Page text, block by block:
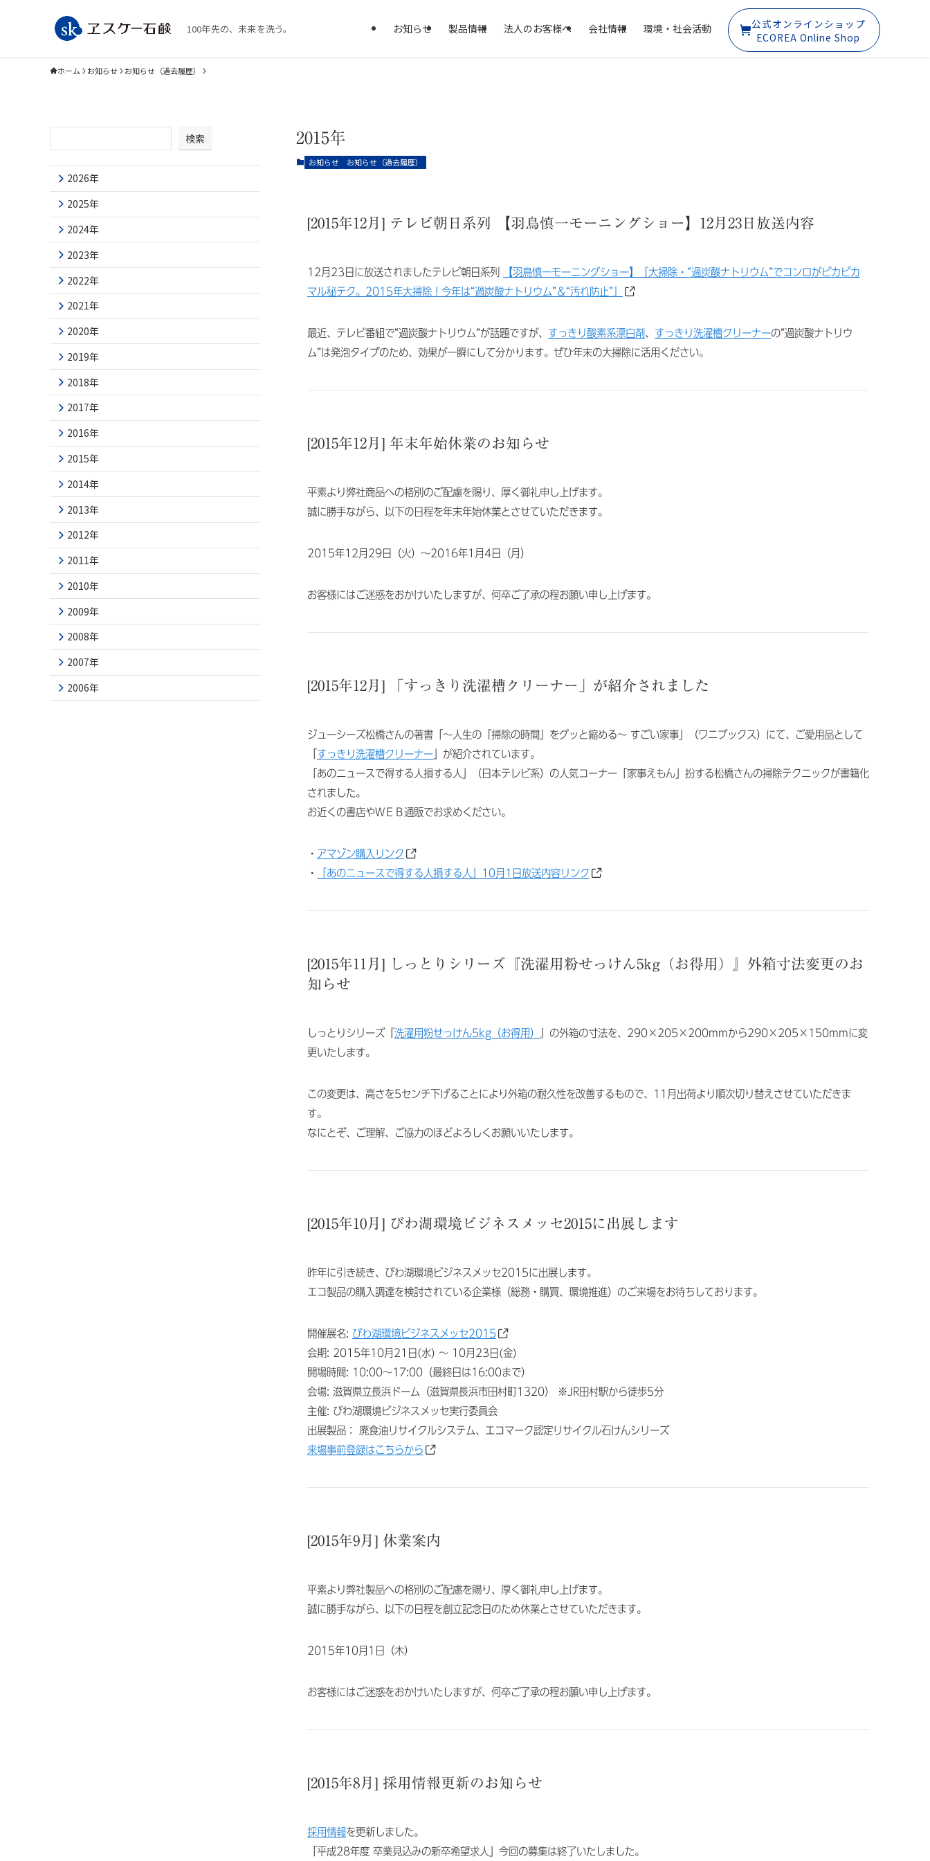
100年先の、未来を洗う。 お知らせ 製品情報 法人のお客様へ 会社情報 環境・社会活動
公式オンラインショップ
ECOREA Online Shop
ホーム お知らせ お知らせ（過去履歴）
2015年
お知らせ お知らせ（過去履歴）
[2015年12月] テレビ朝日系列 【羽鳥慎一モーニングショー】12月23日放送内容
12月23日に放送されましたテレビ朝日系列
【羽鳥慎一モーニングショー】『大掃除・“過炭酸ナトリウム”でコンロがピカピカ
マル秘テク。2015年大掃除！今年は“過炭酸ナトリウム”＆“汚れ防止”』
最近、テレビ番組で“過炭酸ナトリウム”が話題ですが、 すっきり酸素系漂白剤 、 すっきり洗濯槽クリーナーの“過炭酸ナトリウ
ム”は発泡タイプのため、効果が一瞬にして分かります。ぜひ年末の大掃除に活用ください。
[2015年12月] 年末年始休業のお知らせ
平素より弊社商品への格別のご配慮を賜り、厚く御礼申し上げます。
誠に勝手ながら、以下の日程を年末年始休業とさせていただきます。
2015年12月29日（火）～2016年1月4日（月）
お客様にはご迷惑をおかけいたしますが、何卒ご了承の程お願い申し上げます。
[2015年12月] 「すっきり洗濯槽クリーナー」が紹介されました
ジューシーズ松橋さんの著書「～人生の『掃除の時間』をグッと縮める～ すごい家事」（ワニブックス）にて、ご愛用品として
「すっきり洗濯槽クリーナー 」が紹介されています。
「あのニュースで得する人損する人」（日本テレビ系）の人気コーナー「家事えもん」扮する松橋さんの掃除テクニックが書籍化
されました。
お近くの書店やＷＥＢ通販でお求めください。
・ アマゾン購入リンク
・
「あのニュースで得する人損する人」10月1日放送内容リンク
[2015年11月] しっとりシリーズ『洗濯用粉せっけん5kg（お得用）』外箱寸法変更のお
知らせ
しっとりシリーズ『洗濯用粉せっけん5kg（お得用）
』の外箱の寸法を、290×205×200mmから290×205×150mmに変
更いたします。
この変更は、高さを5センチ下げることにより外箱の耐久性を改善するもので、11月出荷より順次切り替えさせていただきま
す。
なにとぞ、ご理解、ご協力のほどよろしくお願いいたします。
[2015年10月] びわ湖環境ビジネスメッセ2015に出展します
昨年に引き続き、びわ湖環境ビジネスメッセ2015に出展します。
エコ製品の購入調達を検討されている企業様（総務・購買、環境推進）のご来場をお待ちしております。
開催展名: びわ湖環境ビジネスメッセ2015
会期: 2015年10月21日(水) ～ 10月23日(金)
開場時間: 10:00～17:00（最終日は16:00まで）
会場: 滋賀県立長浜ドーム（滋賀県長浜市田村町1320） ※JR田村駅から徒歩5分
主催: びわ湖環境ビジネスメッセ実行委員会
出展製品： 廃食油リサイクルシステム、エコマーク認定リサイクル石けんシリーズ
来場事前登録はこちらから
[2015年9月] 休業案内
平素より弊社製品への格別のご配慮を賜り、厚く御礼申し上げます。
誠に勝手ながら、以下の日程を創立記念日のため休業とさせていただきます。
2015年10月1日（木）
お客様にはご迷惑をおかけいたしますが、何卒ご了承の程お願い申し上げます。
[2015年8月] 採用情報更新のお知らせ
採用情報を更新しました。
「平成28年度 卒業見込みの新卒希望求人」今回の募集は終了いたしました。
検索
2026年
2025年
2024年
2023年
2022年
2021年
2020年
2019年
2018年
2017年
2016年
2015年
2014年
2013年
2012年
2011年
2010年
2009年
2008年
2007年
2006年